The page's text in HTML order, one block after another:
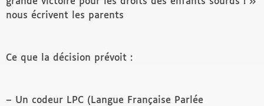
nous écrivent les parents
Ce que la décision prévoit :
– Un codeur LPC (Langue Française Parlée